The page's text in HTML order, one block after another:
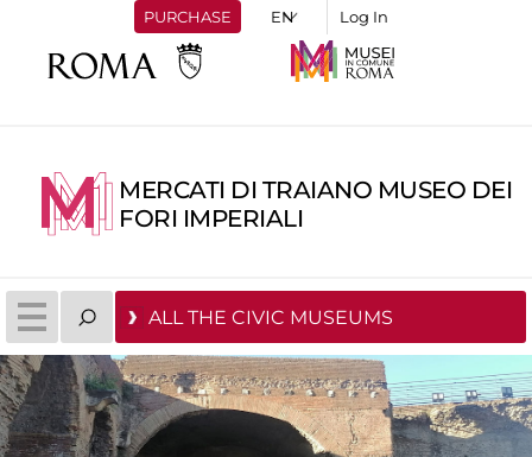
PURCHASE Log In
MERCATI DI TRAIANO MUSEO DEI
FORI IMPERIALI
ALL THE CIVIC MUSEUMS